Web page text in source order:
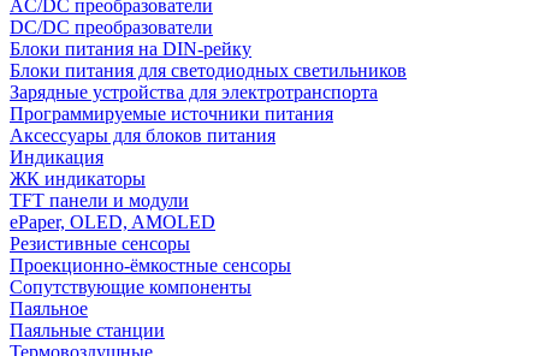
AC/DC преобразователи
DC/DC преобразователи
Блоки питания на DIN-рейку
Блоки питания для светодиодных светильников
Зарядные устройства для электротранспорта
Программируемые источники питания
Аксессуары для блоков питания
Индикация
ЖК индикаторы
TFT панели и модули
ePaper, OLED, AMOLED
Резистивные сенсоры
Проекционно-ёмкостные сенсоры
Сопутствующие компоненты
Паяльное
Паяльные станции
Термовоздушные